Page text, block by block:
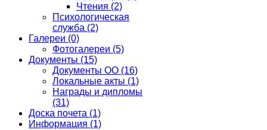
Чтения (2)
Психологическая
служба (2)
Галереи (0)
Фотогалереи (5)
Документы (15)
Документы ОО (16)
Локальные акты (1)
Награды и дипломы
(31)
Доска почета (1)
Информация (1)